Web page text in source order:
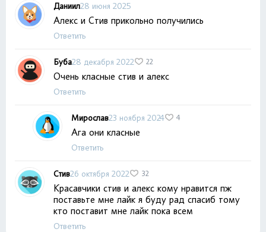
Даниил28 июня 2025
Алекс и Стив прикольно получились
Ответить
Буба28 декабря 2022 22
Очень класные стив и алекс
Ответить
Мирослав23 ноября 2024 4
Ага они класные
Ответить
Стив26 октября 2022 32
Красавчики стив и алекс кому нравится пж
поставьте мне лайк я буду рад спасиб тому
кто поставит мне лайк пока всем
Ответить